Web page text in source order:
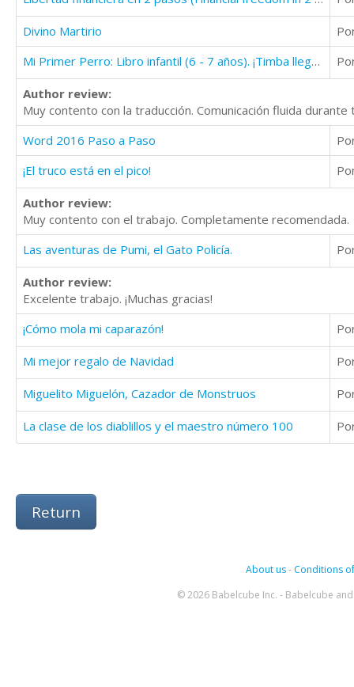
Divino Martirio
Mi Primer Perro: Libro infantil (6 - 7 años). ¡Timba llega a casa!
Author review:
Muy contento con la traducción. Comunicación fluida
Word 2016 Paso a Paso
¡El truco está en el pico!
Author review:
Muy contento con el trabajo. Completamente recomendada.
Las aventuras de Pumi, el Gato Policía.
Author review:
Excelente trabajo. ¡Muchas gracias!
¡Cómo mola mi caparazón!
Mi mejor regalo de Navidad
Miguelito Miguelón, Cazador de Monstruos
La clase de los diablillos y el maestro número 100
Return
About us- Conditions
© 2026 Babelcube Inc. - Babelcube